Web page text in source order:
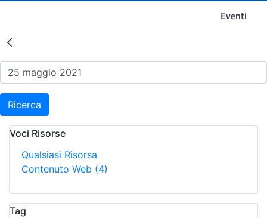
Eventi
Risultati della Ricerca -
Ricerca
Voci Risorse
Qualsiasi Risorsa
Contenuto Web (4)
Tag